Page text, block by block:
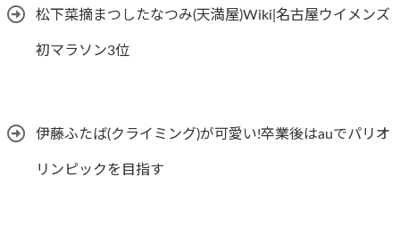
松下菜摘まつしたなつみ(天満屋)Wiki|名古屋ウイメンズ
初マラソン3位
伊藤ふたば(クライミング)が可愛い!卒業後はauでパリオ
リンピックを目指す